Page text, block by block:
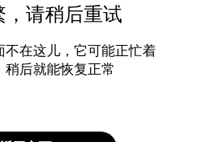
，请稍后重试
不在这儿，它可能正忙着
稍后就能恢复正常